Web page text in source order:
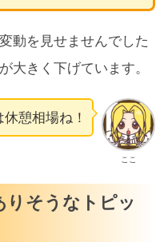
動を見せませんでした
大きく下げています。
ここ
休憩相場ね！
りそうなトピッ